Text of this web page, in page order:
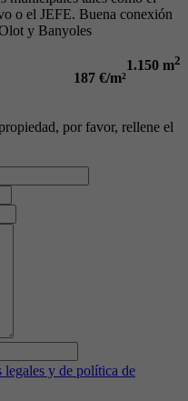
o el JEFE. Buena conexión
y Banyoles
1.150 m2
187 €/m²
por favor, rellene el
y de política de